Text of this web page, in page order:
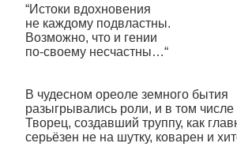
“Истоки вдохновения
не каждому подвластны.
Возможно, что и гении
по-своему несчастны…“
В чудесном ореоле земного бытия
разыгрывались роли, и в том
Творец, создавший труппу, как
серьёзен не на шутку, коварен и